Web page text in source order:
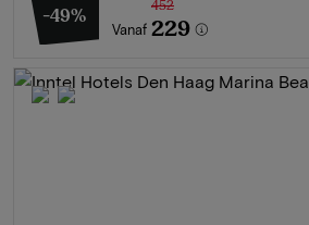
-49%
Vanaf
452
229